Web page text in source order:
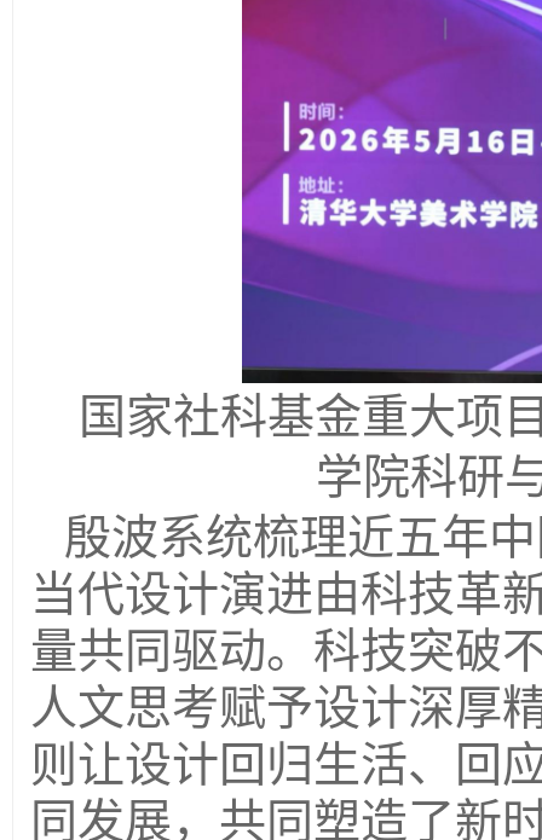
国家社科基金重大项
学院科研
殷波系统梳理近五年
当代设计演进由科技革
量共同驱动。科技突破
人文思考赋予设计深厚
则让设计回归生活、回
同发展，共同塑造了新